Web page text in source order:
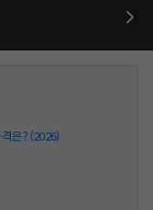
은? (2026)